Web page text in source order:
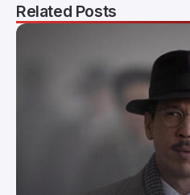
Related Posts